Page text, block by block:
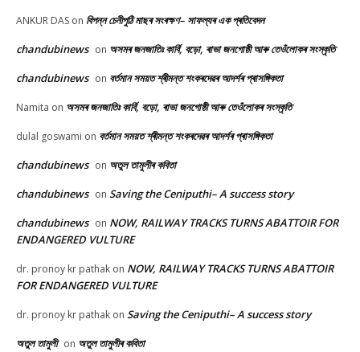
ANKUR DAS on বিপন্ন চেনীপুঠি মাছৰ সংৰক্ষণ– সাফল্যৰ এক প্ৰতিবেদন
chandubinews on অসমৰ জনজাতিঃ কাৰ্বি, বড়ো, ৰাভা জনগোষ্ঠী আৰু তেওঁলোকৰ সংস্কৃতি
chandubinews on বৰ্তমান সময়ত শ্ৰীমন্ত শংকৰদেৱৰ আদৰ্শৰ প্ৰাসঙ্গিকতা
Namita on অসমৰ জনজাতিঃ কাৰ্বি, বড়ো, ৰাভা জনগোষ্ঠী আৰু তেওঁলোকৰ সংস্কৃতি
dulal goswami on বৰ্তমান সময়ত শ্ৰীমন্ত শংকৰদেৱৰ আদৰ্শৰ প্ৰাসঙ্গিকতা
chandubinews on অতুল তামুলীৰ কবিতা
chandubinews on Saving the Ceniputhi– A success story
chandubinews on NOW, RAILWAY TRACKS TURNS ABATTOIR FOR
ENDANGERED VULTURE
dr. pronoy kr pathak on NOW, RAILWAY TRACKS TURNS ABATTOIR
FOR ENDANGERED VULTURE
dr. pronoy kr pathak on Saving the Ceniputhi– A success story
অতুল তামুলী on অতুল তামুলীৰ কবিতা